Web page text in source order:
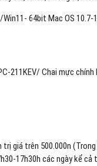
64bit Mac OS 10.7-
211KEV/ Chai mực chính
giá trên 500.000n
17h30h các ngày kể cả